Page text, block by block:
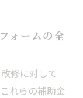
リットと
情報を解説
活用術のポ
ォームの全
修に対して
れらの補助金